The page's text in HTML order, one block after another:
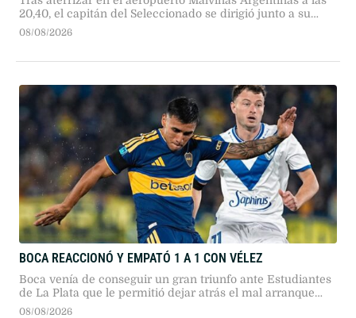
20,40, el capitán del Seleccionado se dirigió junto a su
familia hasta el lugar donde están los restos de su padre.
08/08/2026
BOCA REACCIONÓ Y EMPATÓ 1 A 1 CON VÉLEZ
Boca venía de conseguir un gran triunfo ante Estudiantes
de La Plata que le permitió dejar atrás el mal arranque
que había tenido en este Torneo Clausura
08/08/2026